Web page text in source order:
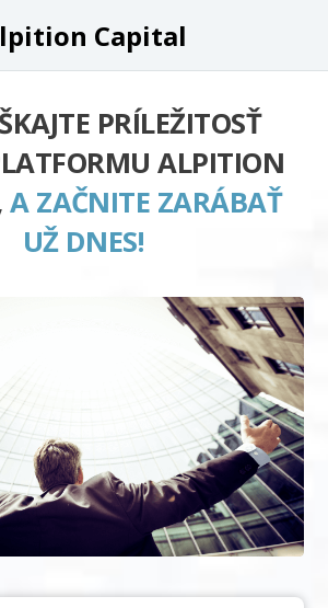
Capital
PRÍLEŽITOSŤ
ALPITION
A ZAČNITE ZARÁBAŤ
UŽ DNES!